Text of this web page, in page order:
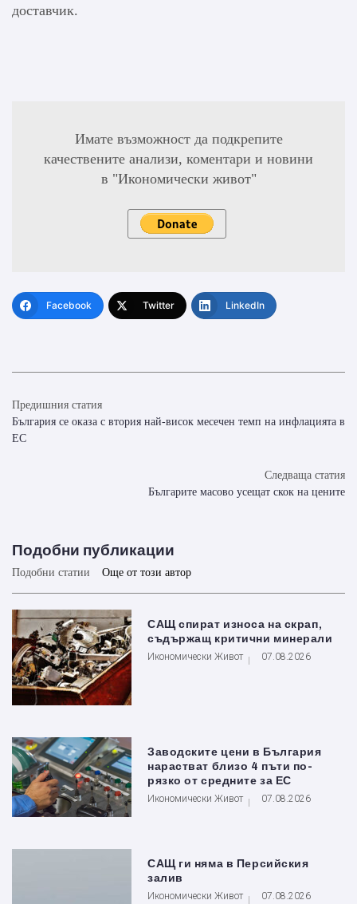
доставчик.
Имате възможност да подкрепите
качествените анализи, коментари и новини
в "Икономически живот"
Facebook Twitter LinkedIn
Предишния статия
България се оказа с втория най-висок месечен темп на инфлацията в
ЕС
Следваща статия
Българите масово усещат скок на цените
Подобни публикации
Подобни статии Още от този автор
САЩ спират износа на скрап,
съдържащ критични минерали
Икономически Живот 07.08.2026
Заводските цени в България
нарастват близо 4 пъти по-
рязко от средните за ЕС
Икономически Живот 07.08.2026
САЩ ги няма в Персийския
залив
Икономически Живот 07.08.2026